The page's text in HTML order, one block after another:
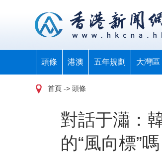
頭條 港澳 五年規劃 大灣區
首頁 -> 頭條
對話于瀟：
的“風向標”嗎